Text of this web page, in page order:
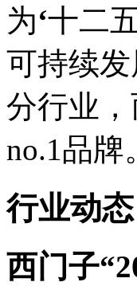
为‘十二
可持续
分行业
no.1品牌
行业动态
西门子